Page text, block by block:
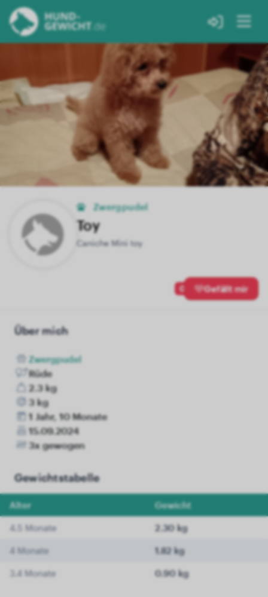
Zwergpudel
Toy
Caniche Mini toy
0 Gefällt mir
Über mich
Zwergpudel
Rüde
2.3 kg
3 kg
1 Jahr, 10 Monate
15.09.2024
3x gewogen
Gewichtstabelle
Alter Gewicht
4.5 Monate 2.30 kg
4 Monate 1.82 kg
3.4 Monate 0.90 kg